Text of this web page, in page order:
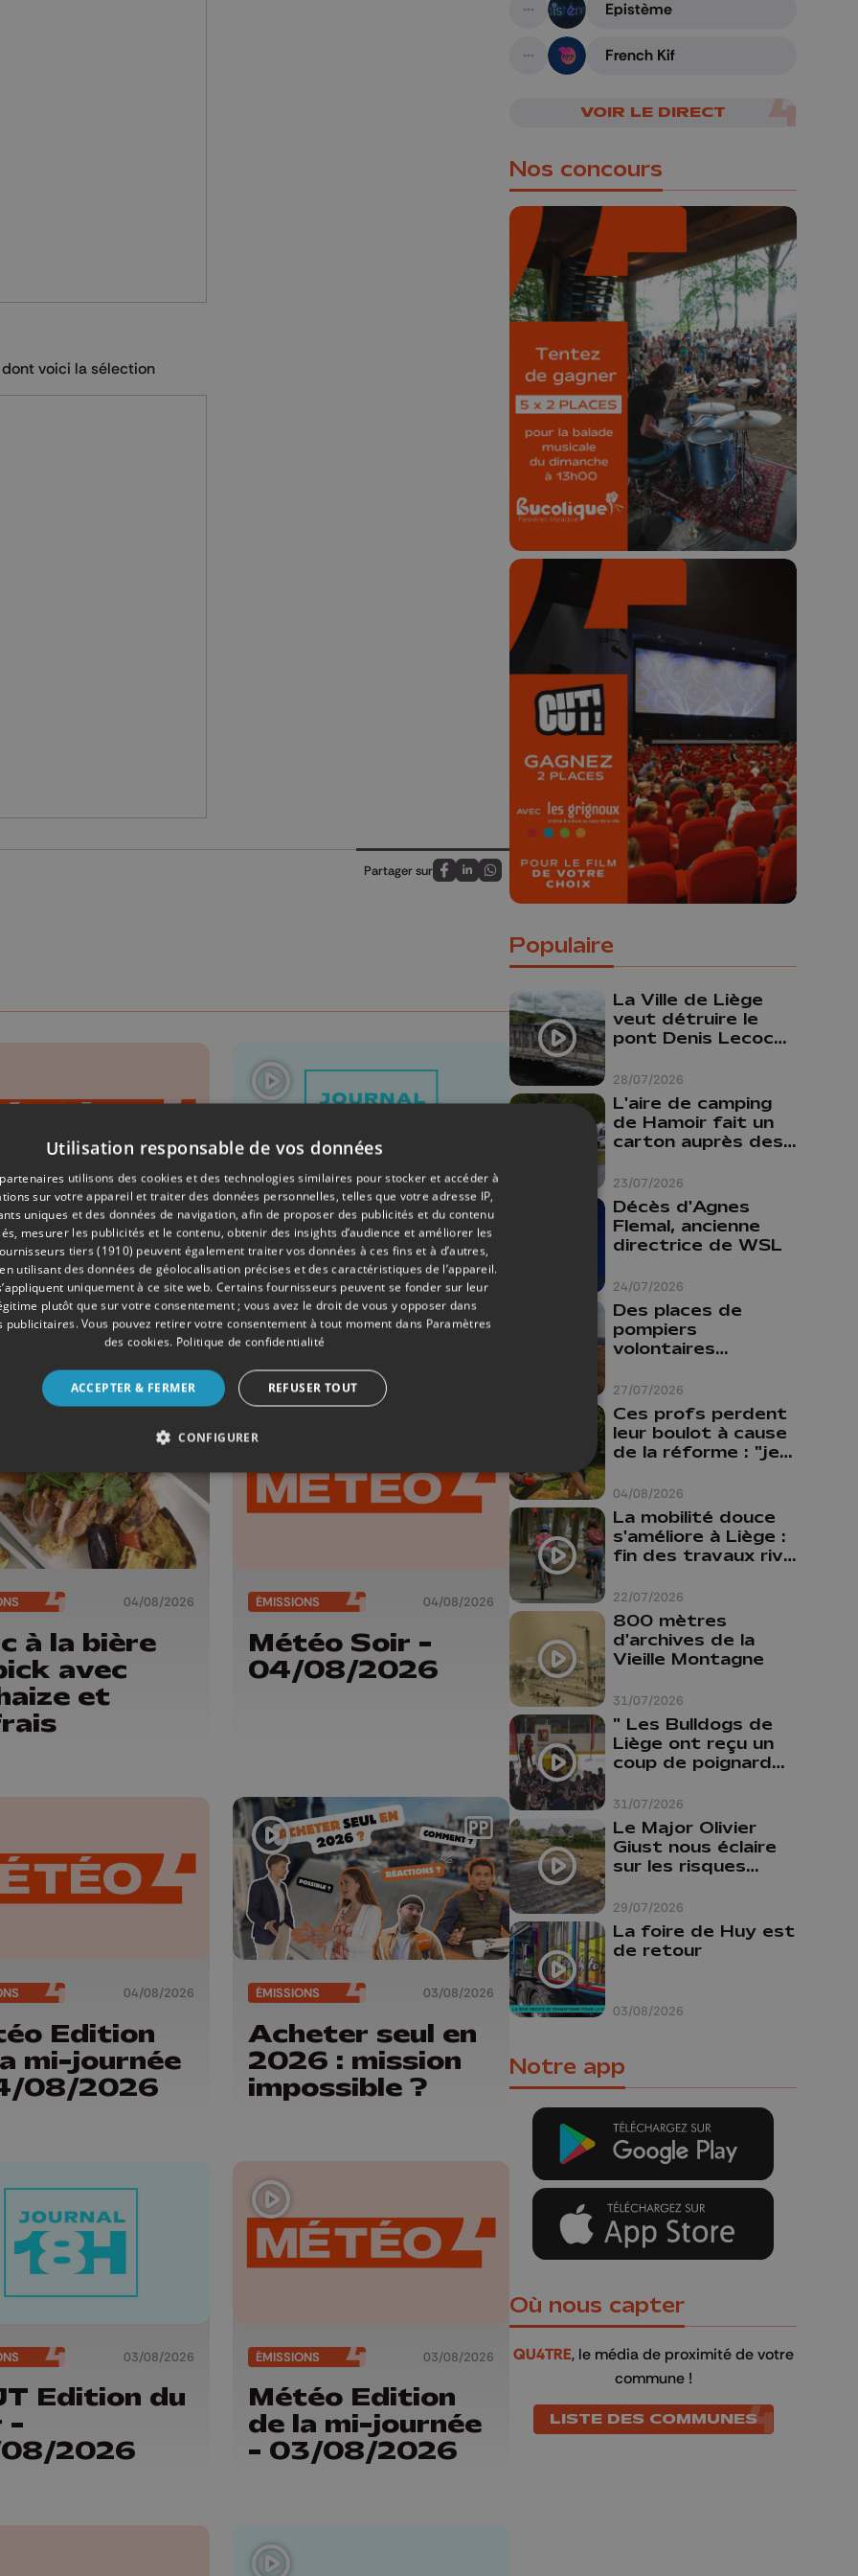
voici la sélection
Partager sur
Partagez sur FaceBook
Partagez sur LinkedIn
Partagez sur Whatsapp
05/08/2026
Soir -
2026
ÉMISSIONS 05/08/2026
Le JT Edition du
soir -
05/08/2026
04/08/2026
à la bière
avec
et
ÉMISSIONS 04/08/2026
Météo Soir -
04/08/2026
04/08/2026
Edition
mi-journée
08/2026
ÉMISSIONS 03/08/2026
Acheter seul en
2026 : mission
impossible ?
03/08/2026
Edition du
-
2026
ÉMISSIONS 03/08/2026
Météo Edition
de la mi-journée
- 03/08/2026
A suivre
Epistème
A suivre
French Kif
VOIR LE DIRECT
Nos concours
🎁 Gagnez 5x2
places pour le
Bucolique Ferrières
Festival 🌿🎶
Concours valable jusqu'au 9 août,
23h59.
🎬 Concours CUT x
Les Grignoux ✨
Concours permanent - 2 places à
gagner chaque semaine !
Populaire
28/07/2026
La Ville de Liège
veut détruire le
pont Denis Lecocq
budget pour le
faire
23/07/2026
L'aire de camping
de Hamoir fait un
carton auprès des
24/07/2026
Décès d'Agnes
Flemal, ancienne
directrice de WSL
27/07/2026
Des places de
pompiers
volontaires
province de Liège :
"Un citoyen qui
n'est formé ne
peut pas nous
aider"
04/08/2026
Ces profs perdent
leur boulot à cause
de la réforme : "je
comme prof que
comme
pharmacienne"
22/07/2026
La mobilité douce
s'améliore à Liège :
fin des travaux rive
cyclo-piétonnes
Avroy et
Guillemins...
31/07/2026
800 mètres
d'archives de la
Vieille Montagne
31/07/2026
" Les Bulldogs de
Liège ont reçu un
coup de poignard
29/07/2026
Le Major Olivier
Giust nous éclaire
sur les risques
Belgique : "Un
incendie comme en
Gironde ne pourrait
pas avoir lieu chez
03/08/2026
La foire de Huy est
de retour
Notre app
Où nous capter
QU4TRE, le média de proximité de votre
commune !
LISTE DES COMMUNES
Utilisation responsable de vos données
utilisons des cookies et des technologies similaires pour stocker et accéder à
sur votre appareil et traiter des données personnelles, telles que votre adresse IP,
uniques et des données de navigation, afin de proposer des publicités et du contenu
mesurer les publicités et le contenu, obtenir des insights d’audience et améliorer les
tiers (1910) peuvent également traiter vos données à ces fins et à d’autres,
utilisant des données de géolocalisation précises et des caractéristiques de l’appareil.
uniquement à ce site web. Certains fournisseurs peuvent se fonder sur leur
plutôt que sur votre consentement ; vous avez le droit de vous y opposer dans
publicitaires. Vous pouvez retirer votre consentement à tout moment dans Paramètres
des cookies. Politique de confidentialité
ACCEPTER & FERMER REFUSER TOUT
CONFIGURER